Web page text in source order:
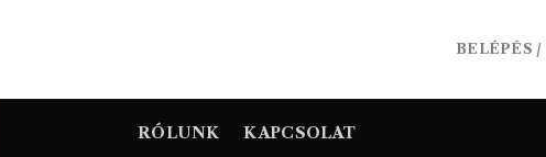
BELÉPÉS
RÓLUNK KAPCSOLAT